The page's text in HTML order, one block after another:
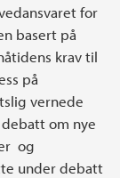
for
basert på
krav til
på
vernede
om nye
og
under debatt